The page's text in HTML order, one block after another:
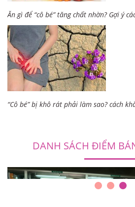
Ăn gì để “cô bé” tăng chất nhờn? Gợi ý
“Cô bé” bị khô rát phải làm sao? cách
DANH SÁCH ĐIỂM